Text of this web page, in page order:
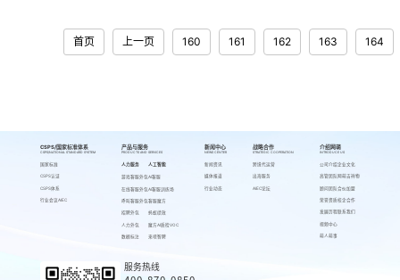
首页 上一页 160 161 162 163 164
CSPS/国家标准体系
CSPS/NATIONAL STANDARD SYSTEM
国家标准
CSPS认证
CSPS体系
行业会议AIEC
产品与服务
PRODUCTS AND SERVICES
人力服务
游戏客服外包
在线客服外包
呼叫客服外包
招聘外包
人力外包
数据标注
人工智能
AI客服
AI客服训练场
客服魔方
蚂蚁绩效
魔方AI质检VOC
来呗智聘
新闻中心
NEWS CENTER
新闻资讯
媒体报道
行业动态
战略合作
STRATEGIC COOPERATION
跨境代运营
出海服务
AIEC论坛
介绍网萌
INTRODUCE US
公司介绍
高管团队
顾问团队
荣誉资质
发展历程
视频中心
萌人萌事
企业文化
网萌吉祥物
合伙加盟
校企合作
联系我们
服务热线